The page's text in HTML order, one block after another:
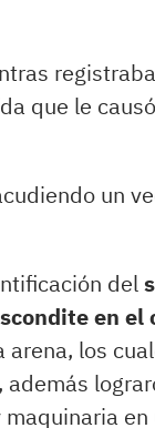
que le
un
del
en el
arena, los